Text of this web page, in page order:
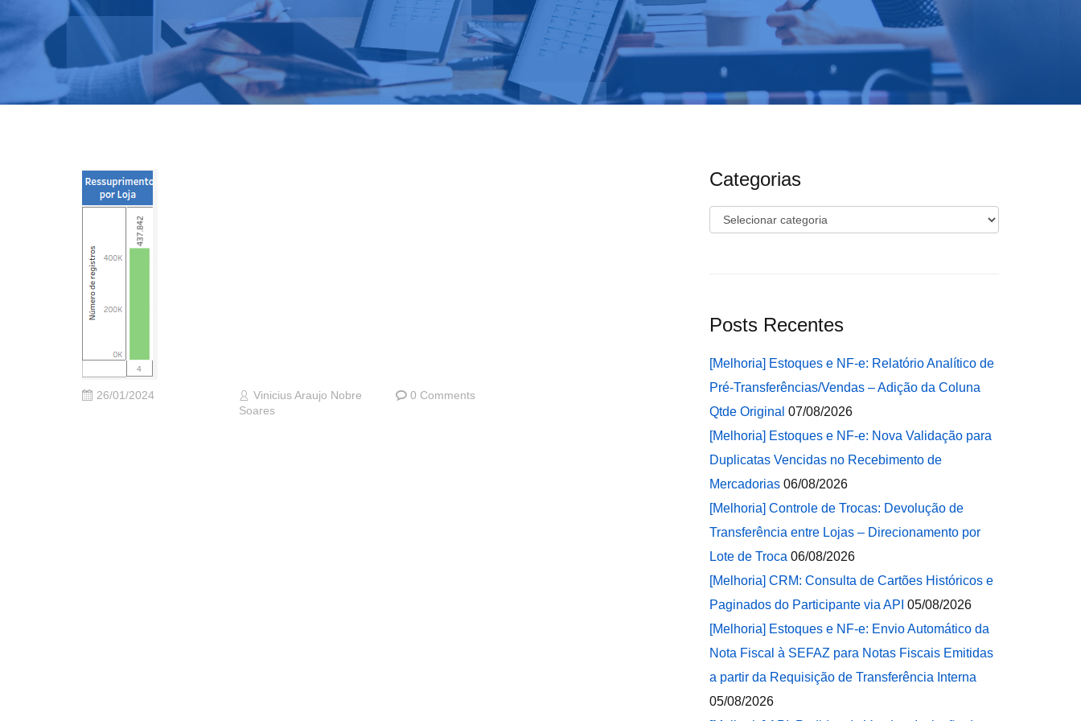
26/01/2024
Vinicius Araujo Nobre
Soares
0 Comments
Categorias
Categorias
Posts Recentes
[Melhoria] Estoques e NF-e: Relatório Analítico de
Pré-Transferências/Vendas – Adição da Coluna
Qtde Original 07/08/2026
[Melhoria] Estoques e NF-e: Nova Validação para
Duplicatas Vencidas no Recebimento de
Mercadorias 06/08/2026
[Melhoria] Controle de Trocas: Devolução de
Transferência entre Lojas – Direcionamento por
Lote de Troca 06/08/2026
[Melhoria] CRM: Consulta de Cartões Históricos e
Paginados do Participante via API 05/08/2026
[Melhoria] Estoques e NF-e: Envio Automático da
Nota Fiscal à SEFAZ para Notas Fiscais Emitidas
a partir da Requisição de Transferência Interna
05/08/2026